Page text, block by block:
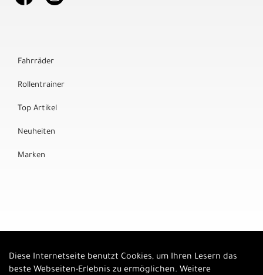
Fahrräder
Rollentrainer
Top Artikel
Neuheiten
Marken
Diese Internetseite benutzt Cookies, um Ihren Lesern das
beste Webseiten-Erlebnis zu ermöglichen. Weitere
Auftrag widerrufen